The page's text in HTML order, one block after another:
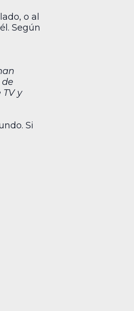
o al
Según
y
Si